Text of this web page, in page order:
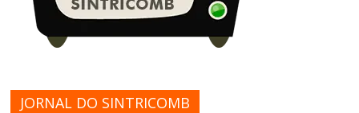
JORNAL DO SINTRICOMB